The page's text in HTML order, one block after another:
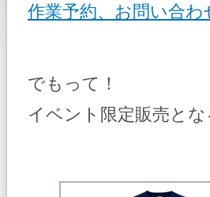
作業予約、お問い合わ
でもって！
イベント限定販売と